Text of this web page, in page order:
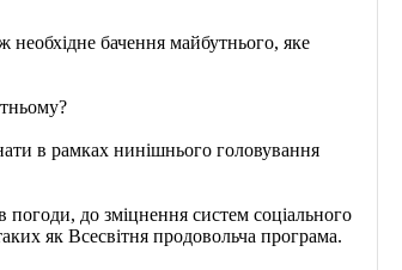
бачення майбутнього, яке
в рамках нинішнього головування
погоди, до зміцнення систем соціального
як Всесвітня продовольча програма.